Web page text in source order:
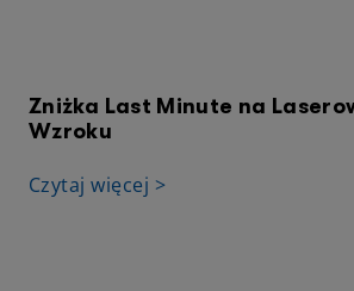
Zniżka Last Minute na
Wzroku
Czytaj więcej >